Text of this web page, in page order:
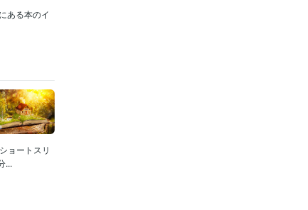
ある本のイ
ョートスリ
...